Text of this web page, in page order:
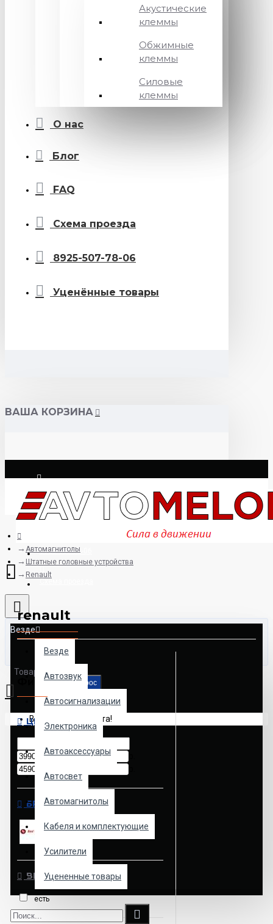
Акустические
клеммы
Обжимные
клеммы
Силовые
клеммы
О нас
Блог
FAQ
Схема проезда
8925-507-78-06
Уценённые товары
ВАША КОРЗИНА
Логин
Регистрация
8925-507-78-06
Везде
Везде
Автозвук
Автосигнализации
Электроника
Автоаксессуары
Автосвет
Автомагнитолы
Кабеля и комплектующие
Усилители
Уцененные товары
Товаров: 0 (0.00р.)
Ваша корзина пуста!
Автомагнитолы
Штатные головные устройства
Renault
renault
Фильтр Сброс
ЦЕНА
БРЕНД
BLUETOOTH
есть